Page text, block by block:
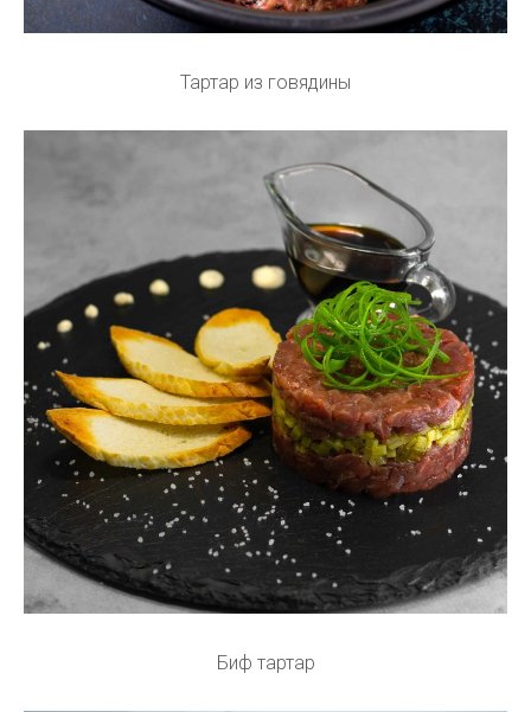
Тартар из говядины
Биф тартар